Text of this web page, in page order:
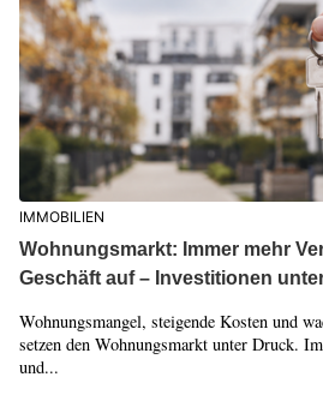
IMMOBILIEN
Wohnungsmarkt: Immer mehr
Geschäft auf – Investitionen
Wohnungsmangel, steigende Kosten und
setzen den Wohnungsmarkt unter Druck.
und...